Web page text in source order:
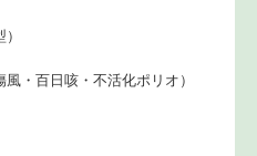
・百日咳・不活化ポリオ）